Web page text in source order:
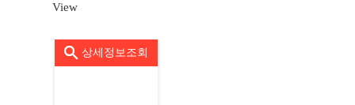
View
상세정보조회